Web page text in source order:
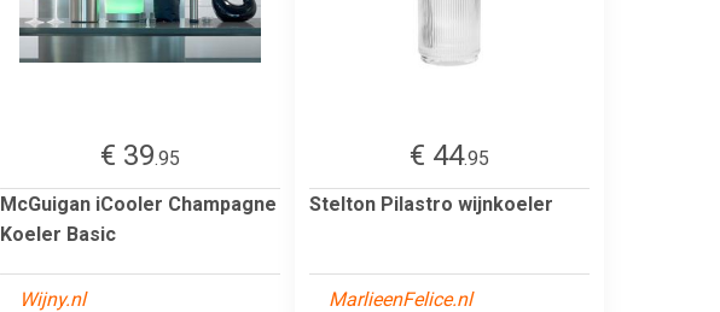
€ 39.95
McGuigan iCooler Champagne
Koeler Basic
Wijny.nl
€ 44.95
Stelton Pilastro wijnkoeler
MarlieenFelice.nl